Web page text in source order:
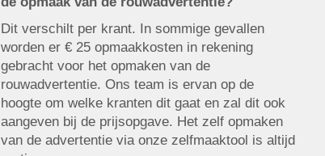
Dit verschilt per krant. In sommige gevallen
worden er € 25 opmaakkosten in rekening
gebracht voor het opmaken van de
rouwadvertentie. Ons team is ervan op de
hoogte om welke kranten dit gaat en zal dit ook
aangeven bij de prijsopgave. Het zelf opmaken
van de advertentie via onze zelfmaaktool is altijd